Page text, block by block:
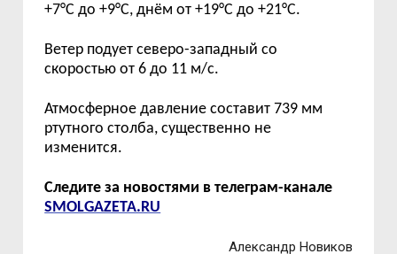
+7°Cдо+9°C, днёмот+19°Cдо+21°C.
Ветер подуетсеверо-западный со
скоростью от6 до 11 м/с.
Атмосферное давлениесоставит 739 мм
ртутного столба,существенно не
изменится.
Следите за новостями в телеграм-канале
SMOLGAZETA.RU
Александр Новиков